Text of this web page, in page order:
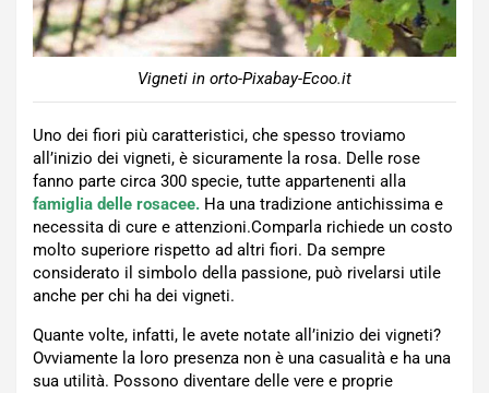
Vigneti in orto-Pixabay-Ecoo.it
Uno dei fiori più caratteristici, che spesso troviamo
all’inizio dei vigneti, è sicuramente la rosa. Delle rose
fanno parte circa 300 specie, tutte appartenenti alla
famiglia delle rosacee. Ha una tradizione antichissima e
necessita di cure e attenzioni.Comparla richiede un costo
molto superiore rispetto ad altri fiori. Da sempre
considerato il simbolo della passione, può rivelarsi utile
anche per chi ha dei vigneti.
Quante volte, infatti, le avete notate all’inizio dei vigneti?
Ovviamente la loro presenza non è una casualità e ha una
sua utilità. Possono diventare delle vere e proprie